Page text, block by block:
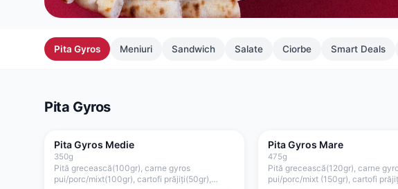
Pita Gyros Meniuri Sandwich Salate Ciorbe Smart Deals
Pita Gyros
Pita Gyros Medie
350g
Pită grecească(100gr), carne gyros
pui/porc/mixt(100gr), cartofi prăjiți(50gr),
Pita Gyros Mare
475g
Pită grecească(120gr), carne
pui/porc/mixt (150gr), cartofi